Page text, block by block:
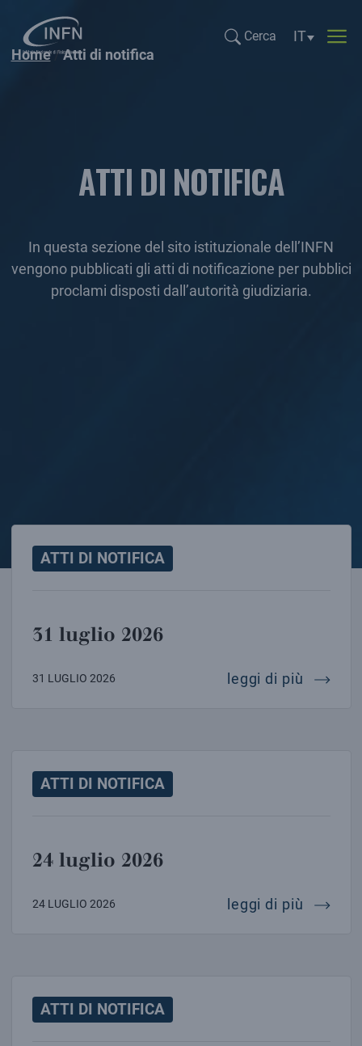
Cerca
Selezione
IT
Home
Atti di notifica
ATTI DI NOTIFICA
In questa sezione del sito istituzionale dell’INFN
vengono pubblicati gli atti di notificazione per pubblici
proclami disposti dall’autorità giudiziaria.
ATTI DI NOTIFICA
31 luglio 2026
31 LUGLIO 2026 leggi di più 31
ATTI DI NOTIFICA
24 luglio 2026
24 LUGLIO 2026 leggi di più 24
ATTI DI NOTIFICA